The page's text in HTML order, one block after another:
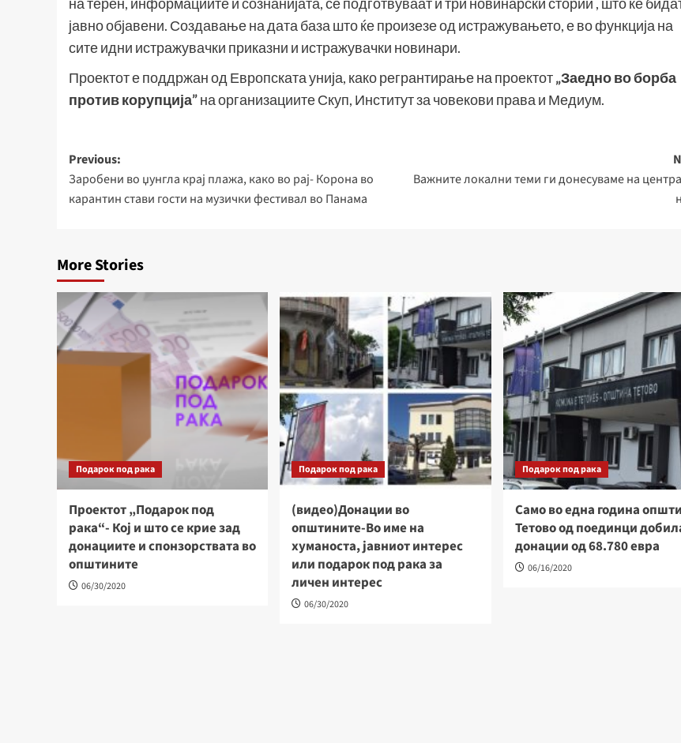
јавно објавени. Создавање на дата база што ќе произезе од истражувањето, е во функција на
сите идни истражувачки приказни и истражувачки новинари.
Проектот е поддржан од Европската унија, како регрантирање на проектот„Заедно во борба
против корупција”на организациите Скуп, Институт за човекови права и Медиум.
Post
navigation
Previous:
Заробени во џунгла крај плажа, како во рај- Корона во
карантин стави гости на музички фестивал во Панама
Важните локални теми ги донесуваме на
More Stories
Подарок под рака
Проектот „Подарок под
рака“- Кој и што се крие зад
донациите и спонзорствата во
општините
06/30/2020
Подарок под рака
(видео)Донации во
општините-Во име на
хуманоста, јавниот интерес
или подарок под рака за
личен интерес
06/30/2020
Подарок под рака
Само во една година
Тетово од поединци
донации од 68.780 евра
06/16/2020